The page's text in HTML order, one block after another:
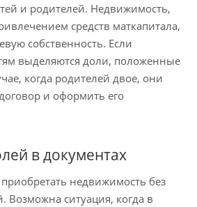
и родителей. Недвижимость,
средств маткапитала,
собственность. Если
выделяются доли, положенные
когда родителей двое, они
и оформить его
в документах
недвижимость без
Возможна ситуация, когда в